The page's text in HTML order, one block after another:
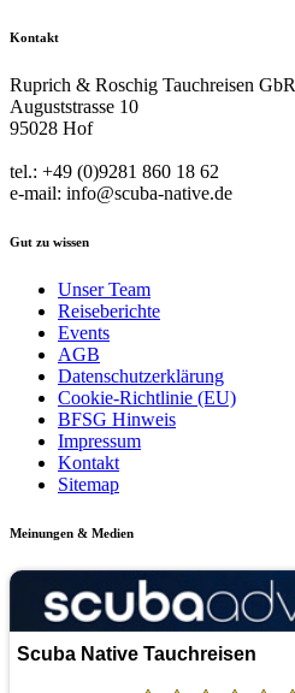
Kontakt
Ruprich & Roschig Tauchreisen GbR
Auguststrasse 10
95028 Hof
tel.: +49 (0)9281 860 18 62
e-mail: info@scuba-native.de
Gut zu wissen
Unser Team
Reiseberichte
Events
AGB
Datenschutzerklärung
Cookie-Richtlinie (EU)
BFSG Hinweis
Impressum
Kontakt
Sitemap
Meinungen & Medien
Scuba Native Tauchreisen